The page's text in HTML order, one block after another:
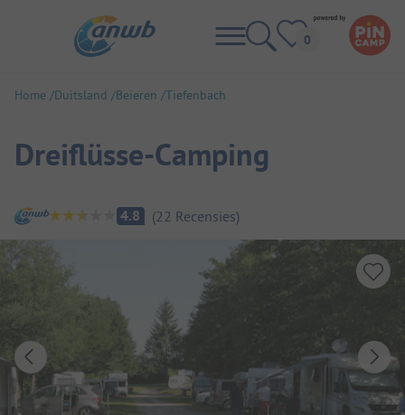
Home Duitsland Beieren Tiefenbach
Dreiflüsse-Camping
Camping overzicht
4.8 (22 Recensies)